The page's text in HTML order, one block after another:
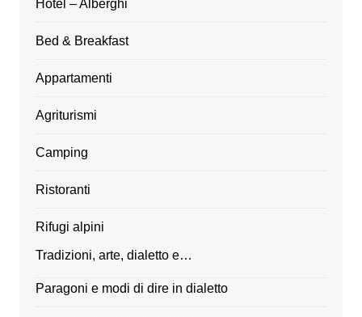
Hotel – Alberghi
Bed & Breakfast
Appartamenti
Agriturismi
Camping
Ristoranti
Rifugi alpini
Tradizioni, arte, dialetto e…
Paragoni e modi di dire in dialetto